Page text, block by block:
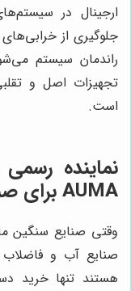
ارجینال در
جلوگیری از
راندمان سیستم
تجهیزات اصل و
است.
نماینده
AUMA برای صنایع بزرگ
وقتی صنایع سنگین
صنایع آب و فاضلاب
هستند تنها خرید